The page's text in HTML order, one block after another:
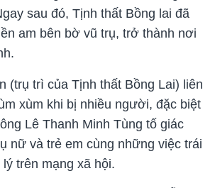
sau đó, Tịnh thất Bồng lai đã
am bên bờ vũ trụ, trở thành nơi
(trụ trì của Tịnh thất Bồng Lai) liên
xùm khi bị nhiều người, đặc biệt
Lê Thanh Minh Tùng tố giác
nữ và trẻ em cùng những việc trái
trên mạng xã hội.